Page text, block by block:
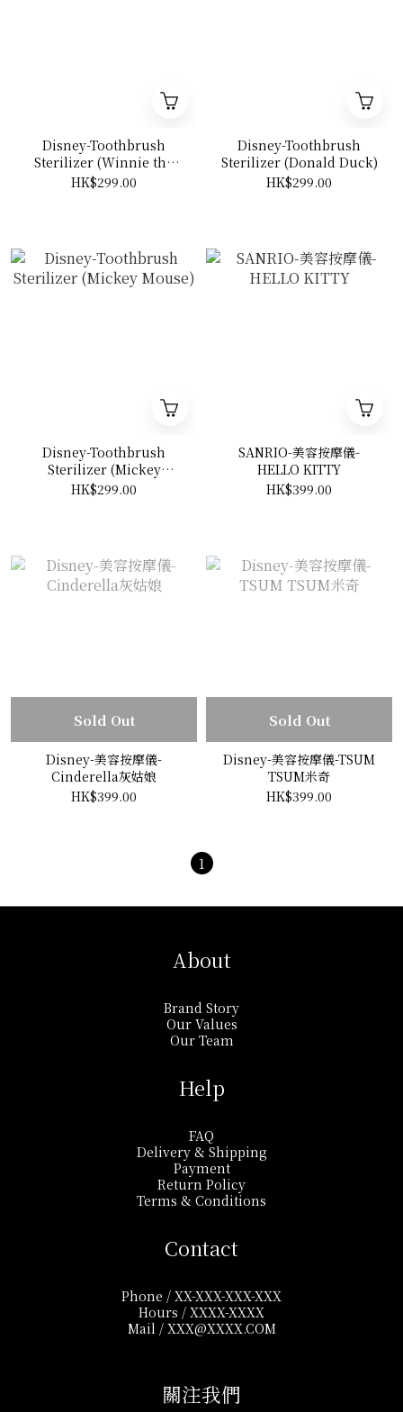
Disney-Toothbrush
Sterilizer (Winnie the
Pooh)
HK$299.00
Disney-Toothbrush
Sterilizer (Donald Duck)
HK$299.00
Disney-Toothbrush
Sterilizer (Mickey
Mouse)
HK$299.00
SANRIO-美容按摩儀-
HELLO KITTY
HK$399.00
Sold Out
Disney-美容按摩儀-
Cinderella灰姑娘
HK$399.00
Sold Out
Disney-美容按摩儀-TSUM
TSUM米奇
HK$399.00
1
About
Brand Story
Our Values
Our Team
Help
FAQ
Delivery & Shipping
Payment
Return Policy
Terms & Conditions
Contact
Phone / XX-XXX-XXX-XXX
Hours / XXXX-XXXX
Mail / XXX@XXXX.COM
關注我們​